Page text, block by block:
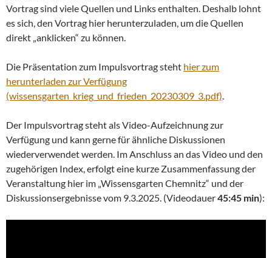
Vortrag sind viele Quellen und Links enthalten. Deshalb lohnt
es sich, den Vortrag hier herunterzuladen, um die Quellen
direkt „anklicken“ zu können.
Die Präsentation zum Impulsvortrag steht hier zum
herunterladen zur Verfügung
(wissensgarten_krieg_und_frieden_20230309_3.pdf)
Der Impulsvortrag steht als Video-Aufzeichnung zur
Verfügung und kann gerne für ähnliche Diskussionen
wiederverwendet werden. Im Anschluss an das Video und den
zugehörigen Index, erfolgt eine kurze Zusammenfassung der
Veranstaltung hier im „Wissensgarten Chemnitz“ und der
Diskussionsergebnisse vom 9.3.2025. (Videodauer45:45 min):